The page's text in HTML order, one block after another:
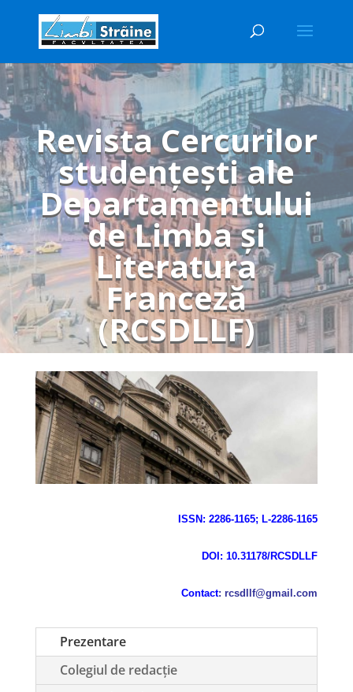
Revista Cercurilor
studenţeşti ale
Departamentului
de Limba şi
Literatura
Franceză
(RCSDLLF)
ISSN: 2286-1165; L-2286-1165
DOI: 10.31178/RCSDLLF
Contact: rcsdllf@gmail.com
Prezentare
Colegiul de redacţie